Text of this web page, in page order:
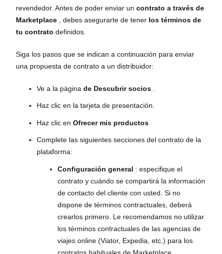
revendedor. Antes de poder enviar un contrato a través de
Marketplace , debes asegurarte de tener los términos de
tu contrato definidos.
Siga los pasos que se indican a continuación para enviar
una propuesta de contrato a un distribuidor:
Ve a la página de Descubrir socios
Haz clic en la tarjeta de presentación.
Haz clic en Ofrecer mis productos
Complete las siguientes secciones del contrato de la
plataforma:
Configuración general : especifique el
contrato y cuándo se compartirá la información
de contacto del cliente con usted. Si no
dispone de términos contractuales, deberá
crearlos primero. Le recomendamos no utilizar
los términos contractuales de las agencias de
viajes online (Viator, Expedia, etc.) para los